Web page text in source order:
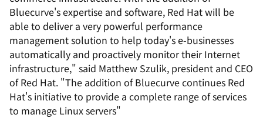
Bluecurve's expertise and software, Red Hat will be
able to deliver a very powerful performance
management solution to help today's e-businesses
automatically and proactively monitor their Internet
infrastructure," said Matthew Szulik, president and CEO
of Red Hat. "The addition of Bluecurve continues Red
Hat's initiative to provide a complete range of services
to manage Linux servers"